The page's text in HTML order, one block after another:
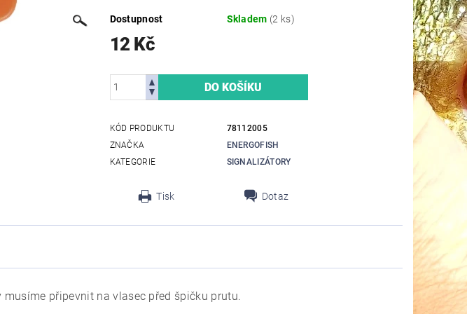
Dostupnost Skladem (2 ks)
12 Kč
KÓD PRODUKTU
78112005
ZNAČKA
ENERGOFISH
KATEGORIE
SIGNALIZÁTORY
Tisk Dotaz
připevnit na vlasec před špičku prutu.